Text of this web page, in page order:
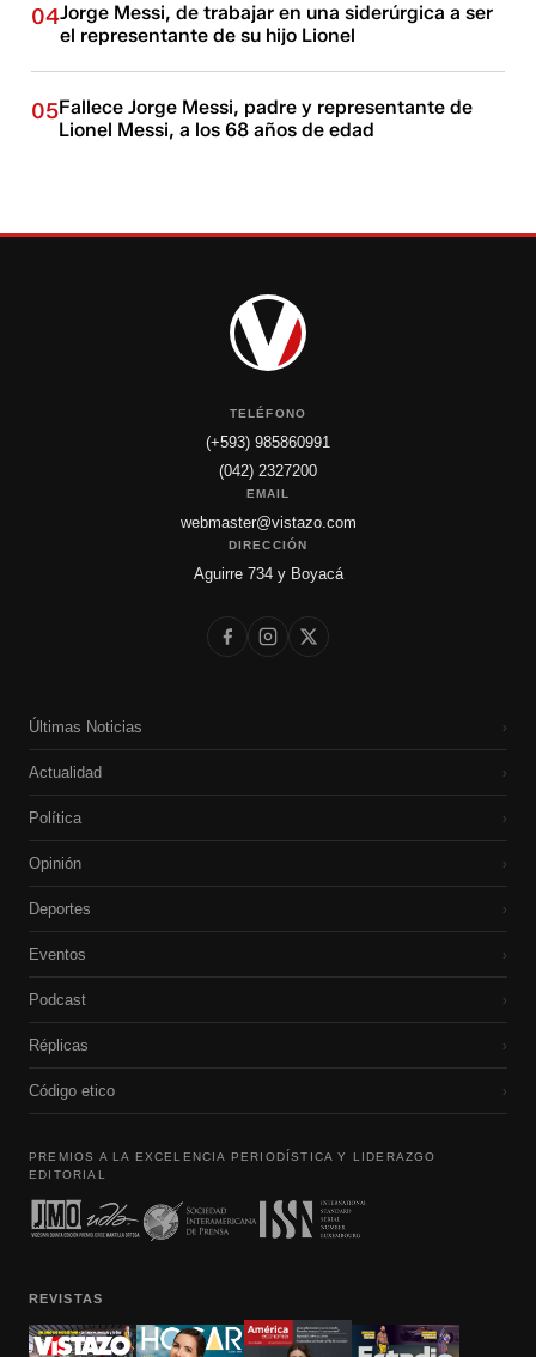
04Jorge Messi, de trabajar en una siderúrgica a ser
el representante de su hijo Lionel
05Fallece Jorge Messi, padre y representante de
Lionel Messi, a los 68 años de edad
TELÉFONO
(+593) 985860991
(042) 2327200
EMAIL
webmaster@vistazo.com
DIRECCIÓN
Aguirre 734 y Boyacá
Últimas Noticias ›
Actualidad ›
Política ›
Opinión ›
Deportes ›
Eventos ›
Podcast ›
Réplicas ›
Código etico ›
PREMIOS A LA EXCELENCIA PERIODÍSTICA Y LIDERAZGO
EDITORIAL
REVISTAS